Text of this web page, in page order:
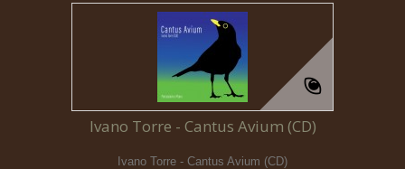
Ivano Torre - Cantus Avium (CD)
Ivano Torre - Cantus Avium (CD)